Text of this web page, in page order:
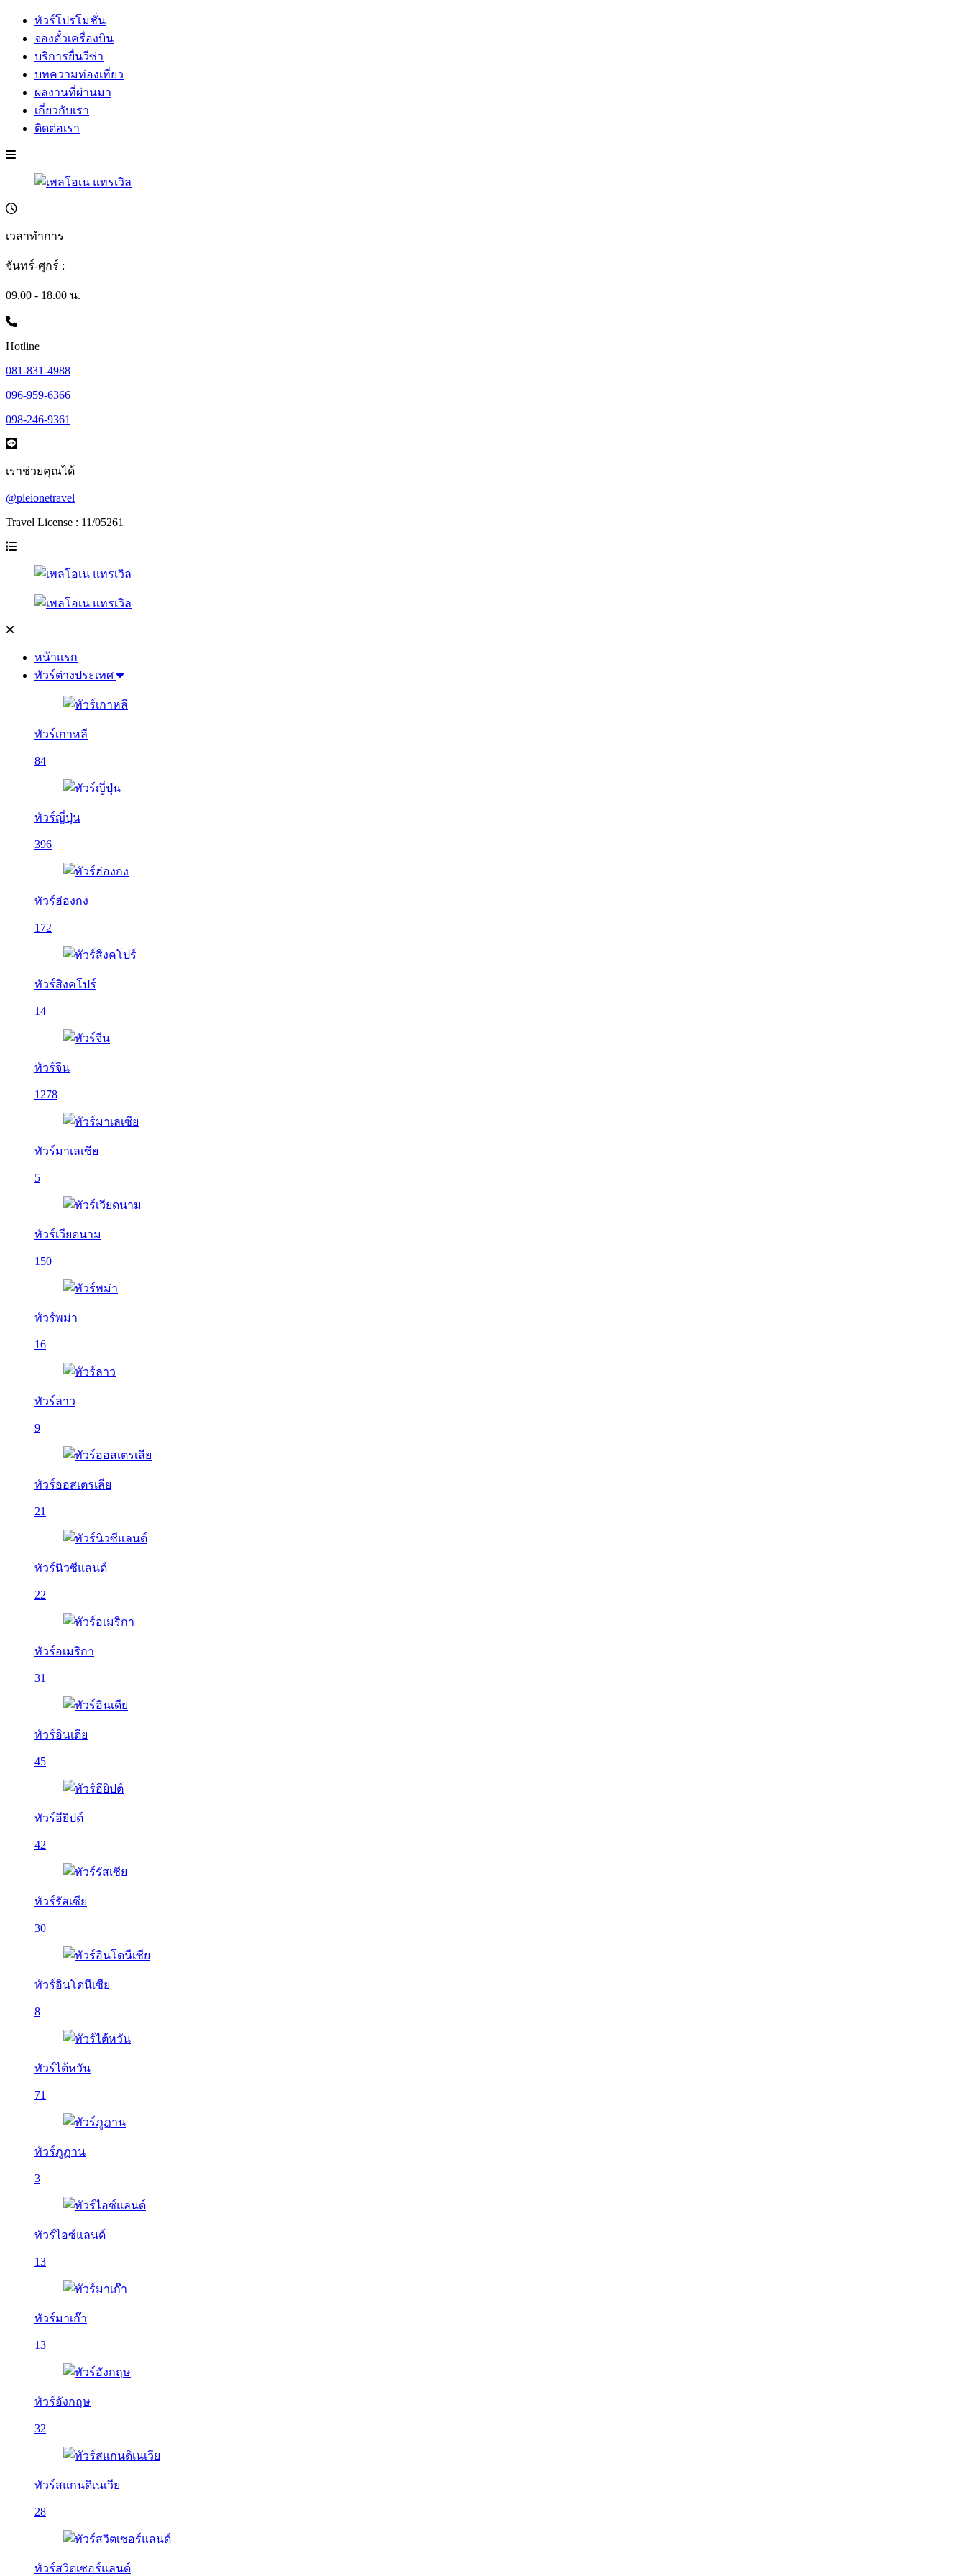
ทัวร์โปรโมชั่น
จองตั๋วเครื่องบิน
บริการยื่นวีซ่า
บทความท่องเที่ยว
ผลงานที่ผ่านมา
เกี่ยวกับเรา
ติดต่อเรา
เวลาทำการ
จันทร์-ศุกร์ :
09.00 - 18.00 น.
Hotline
081-831-4988
096-959-6366
098-246-9361
เราช่วยคุณได้
@pleionetravel
Travel License : 11/05261
หน้าแรก
ทัวร์ต่างประเทศ
ทัวร์เกาหลี
84
ทัวร์ญี่ปุ่น
396
ทัวร์ฮ่องกง
172
ทัวร์สิงคโปร์
14
ทัวร์จีน
1278
ทัวร์มาเลเซีย
5
ทัวร์เวียดนาม
150
ทัวร์พม่า
16
ทัวร์ลาว
9
ทัวร์ออสเตรเลีย
21
ทัวร์นิวซีแลนด์
22
ทัวร์อเมริกา
31
ทัวร์อินเดีย
45
ทัวร์อียิปต์
42
ทัวร์รัสเซีย
30
ทัวร์อินโดนีเซีย
8
ทัวร์ไต้หวัน
71
ทัวร์ภูฏาน
3
ทัวร์ไอซ์แลนด์
13
ทัวร์มาเก๊า
13
ทัวร์อังกฤษ
32
ทัวร์สแกนดิเนเวีย
28
ทัวร์สวิตเซอร์แลนด์